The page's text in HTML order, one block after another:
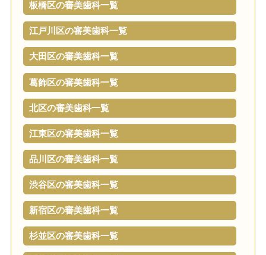
板橋区の審美歯科一覧
江戸川区の審美歯科一覧
大田区の審美歯科一覧
葛飾区の審美歯科一覧
北区の審美歯科一覧
江東区の審美歯科一覧
品川区の審美歯科一覧
渋谷区の審美歯科一覧
新宿区の審美歯科一覧
杉並区の審美歯科一覧